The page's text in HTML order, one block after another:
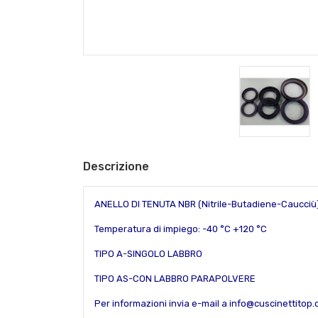
Descrizione
ANELLO DI TENUTA NBR (Nitrile-Butadiene-
Temperatura di impiego: -40 °C +120 °C
TIPO A-SINGOLO LABBRO
TIPO AS-CON LABBRO PARAPOLVERE
Per informazioni invia e-mail a